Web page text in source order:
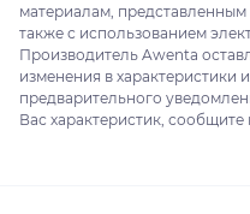
материалам,
также с использованием
Производитель Awenta
изменения в характеристики
предварительного
Вас характеристик, сообщите